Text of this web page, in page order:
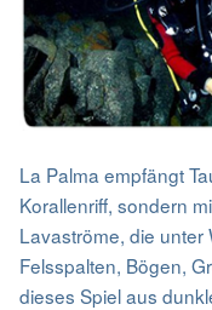
La Palma empfängt
Korallenriff, sondern
Lavaströme, die unter
Felsspalten, Bögen,
dieses Spiel aus